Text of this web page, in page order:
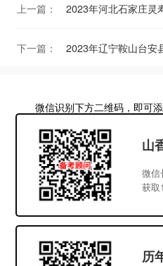
上一篇：
下一篇：
微信识别下方二维码，即可
山
微信
获取
历